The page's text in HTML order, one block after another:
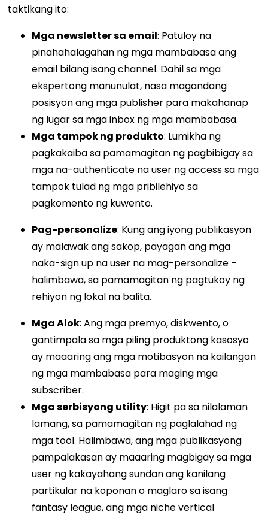
taktikang ito:
Mga newsletter sa email: Patuloy na
pinahahalagahan ng mga mambabasa ang
email bilang isang channel. Dahil sa mga
ekspertong manunulat, nasa magandang
posisyon ang mga publisher para makahanap
ng lugar sa mga inbox ng mga mambabasa.
Mga tampok ng produkto: Lumikha ng
pagkakaiba sa pamamagitan ng pagbibigay sa
mga na-authenticate na user ng access sa mga
tampok tulad ng mga pribilehiyo sa
pagkomento ng kuwento.
Pag-personalize: Kung ang iyong publikasyon
ay malawak ang sakop, payagan ang mga
naka-sign up na user na mag-personalize –
halimbawa, sa pamamagitan ng pagtukoy ng
rehiyon ng lokal na balita.
Mga Alok: Ang mga premyo, diskwento, o
gantimpala sa mga piling produktong kasosyo
ay maaaring ang mga motibasyon na kailangan
ng mga mambabasa para maging mga
subscriber.
Mga serbisyong utility: Higit pa sa nilalaman
lamang, sa pamamagitan ng paglalahad ng
mga tool. Halimbawa, ang mga publikasyong
pampalakasan ay maaaring magbigay sa mga
user ng kakayahang sundan ang kanilang
partikular na koponan o maglaro sa isang
fantasy league, ang mga niche vertical